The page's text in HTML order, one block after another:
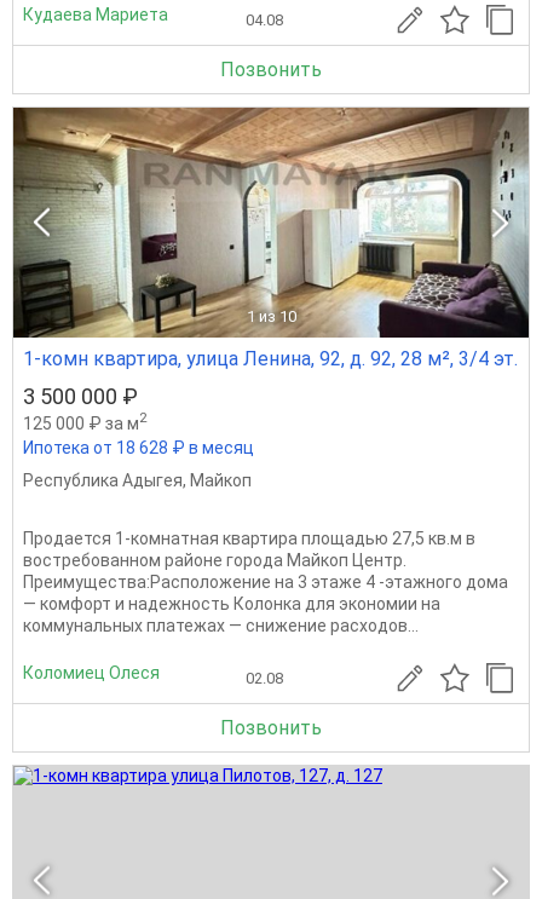
Кудаева Мариета 04.08
Позвонить
1 из 10
1-комн квартира, улица Ленина, 92, д. 92, 28 м², 3/4 эт.
3 500 000 ₽
125 000 ₽ за м2
Ипотека от 18 628 ₽ в месяц
Республика Адыгея, Майкоп
Продается 1-комнатная квартира площадью 27,5 кв.м в
востребованном районе города Майкоп Центр.
Преимущества:Расположение на 3 этаже 4 -этажного дома
— комфорт и надежность Колонка для экономии на
коммунальных платежах — снижение расходов...
Коломиец Олеся 02.08
Позвонить